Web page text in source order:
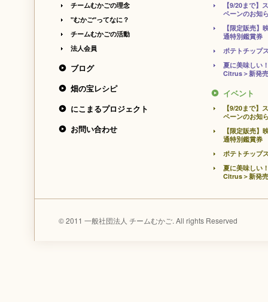
チームむかごの理念
"むかご"ってなに？
チームむかごの活動
法人会員
ブログ
畑の宝レシピ
にこまるプロジェクト
お問い合わせ
【9/20まで】
ペーンのお知
【限定販売】
通特別鑑賞券
ポテトチップ
夏に美味しい
Citrus＞新発
イベント
【9/20まで】
ペーンのお知
【限定販売】
通特別鑑賞券
ポテトチップ
夏に美味しい
Citrus＞新発
© 2011 一般社団法人 チームむかご. All rights Reserved